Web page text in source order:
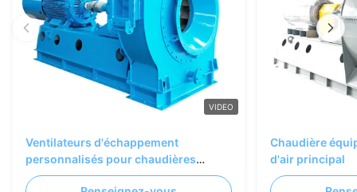
VIDEO
Ventilateurs d'échappement
personnalisés pour chaudières
d'incinération de déchets
Chaudière
d'air principal